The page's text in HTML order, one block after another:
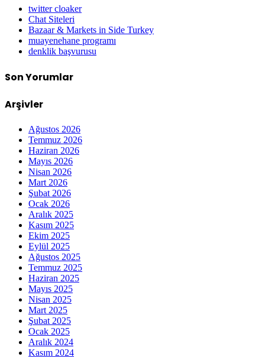
twitter cloaker
Chat Siteleri
Bazaar & Markets in Side Turkey
muayenehane programı
denklik başvurusu
Son Yorumlar
Arşivler
Ağustos 2026
Temmuz 2026
Haziran 2026
Mayıs 2026
Nisan 2026
Mart 2026
Şubat 2026
Ocak 2026
Aralık 2025
Kasım 2025
Ekim 2025
Eylül 2025
Ağustos 2025
Temmuz 2025
Haziran 2025
Mayıs 2025
Nisan 2025
Mart 2025
Şubat 2025
Ocak 2025
Aralık 2024
Kasım 2024